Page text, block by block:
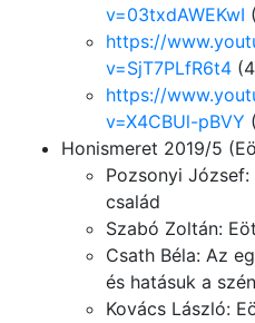
v=03txdAWEKwI
https://
v=SjT7PLfR6t4
https://
v=X4CBUl-pBVY
Honismeret 2019/5
Pozsonyi
család
Szabó Zoltán:
Csath Béla: Az
és hatásuk a
Kovács László: